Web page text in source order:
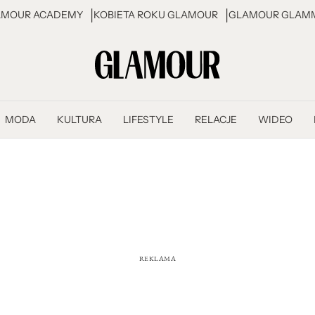
ACADEMY KOBIETA ROKU GLAMOUR GLAMOUR
MODA KULTURA LIFESTYLE RELACJE WIDEO